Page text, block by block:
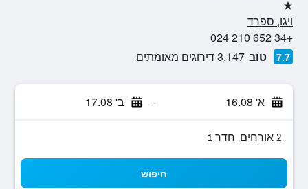
כוכב 1
ויגו, ספרד
+34 652 210 024
7.7 טוב 3,147 דירוגים מאומתים
א' 16.08 - ב' 17.08
2 אורחים, חדר 1
חיפוש